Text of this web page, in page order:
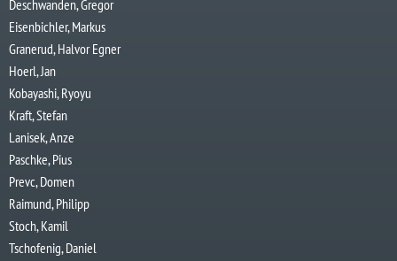
Deschwanden, Gregor
Eisenbichler, Markus
Granerud, Halvor Egner
Hoerl, Jan
Kobayashi, Ryoyu
Kraft, Stefan
Lanisek, Anze
Paschke, Pius
Prevc, Domen
Raimund, Philipp
Stoch, Kamil
Tschofenig, Daniel